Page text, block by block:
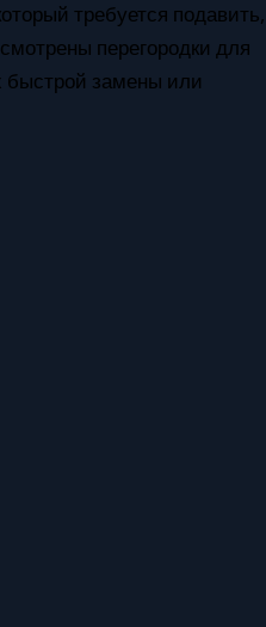
требуется подавить,
перегородки для
быстрой замены или